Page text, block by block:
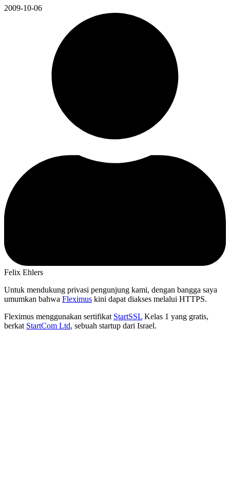
2009-10-06
Felix Ehlers
Untuk mendukung privasi pengunjung kami, dengan bangga saya
umumkan bahwa Fleximus kini dapat diakses melalui HTTPS.
Fleximus menggunakan sertifikat StartSSL Kelas 1 yang gratis,
berkat StartCom Ltd, sebuah startup dari Israel.